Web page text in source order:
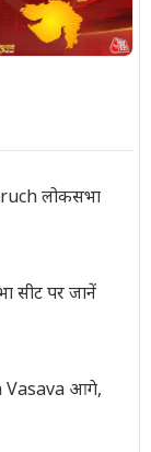
लोकसभा
सीट पर जानें
Vasava आगे,